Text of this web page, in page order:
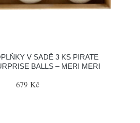
V SADĚ 3 KS PIRATE
BALLS – MERI MERI
679 Kč